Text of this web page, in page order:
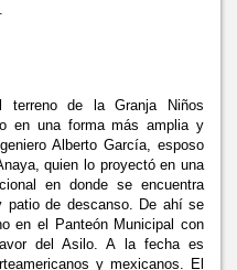
terreno de
la Granja Niños
en una forma más amplia y
Alberto García, esposo
quien lo proyectó en una
en donde se encuentra
patio de descanso. De ahí se
en el Panteón Municipal con
del Asilo. A la fecha es
y mexicanos. El